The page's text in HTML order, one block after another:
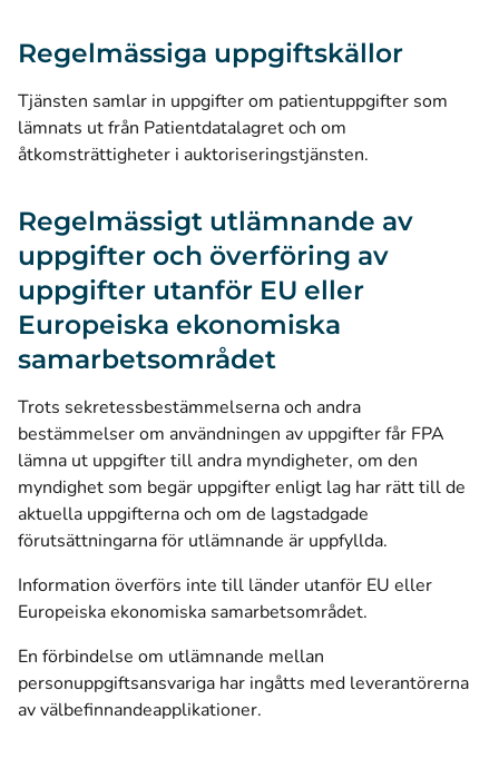
Regelmässiga uppgiftskällor
Tjänsten samlar in uppgifter om patientuppgifter som
lämnats ut från Patientdatalagret och om
åtkomsträttigheter i auktoriseringstjänsten.
Regelmässigt utlämnande av
uppgifter och överföring av
uppgifter utanför EU eller
Europeiska ekonomiska
samarbetsområdet
Trots sekretessbestämmelserna och andra
bestämmelser om användningen av uppgifter får FPA
lämna ut uppgifter till andra myndigheter, om den
myndighet som begär uppgifter enligt lag har rätt till de
aktuella uppgifterna och om de lagstadgade
förutsättningarna för utlämnande är uppfyllda.
Information överförs inte till länder utanför EU eller
Europeiska ekonomiska samarbetsområdet.
En förbindelse om utlämnande mellan
personuppgiftsansvariga har ingåtts med leverantörerna
av välbefinnandeapplikationer.